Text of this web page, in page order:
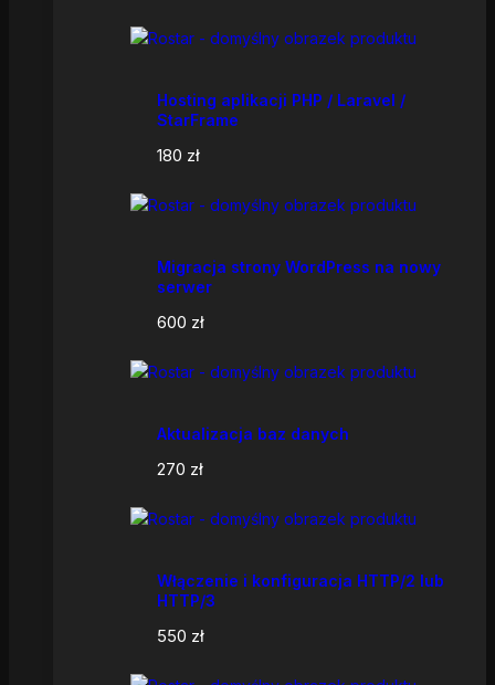
Hosting aplikacji PHP / Laravel /
StarFrame
180 zł
Migracja strony WordPress na nowy
serwer
600 zł
Aktualizacja baz danych
270 zł
Włączenie i konfiguracja HTTP/2 lub
HTTP/3
550 zł